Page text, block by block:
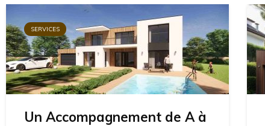
SERVICES
Un Accompagnement de A à